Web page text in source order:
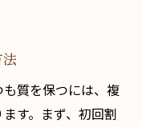
質を保つには、複
す。まず、初回割